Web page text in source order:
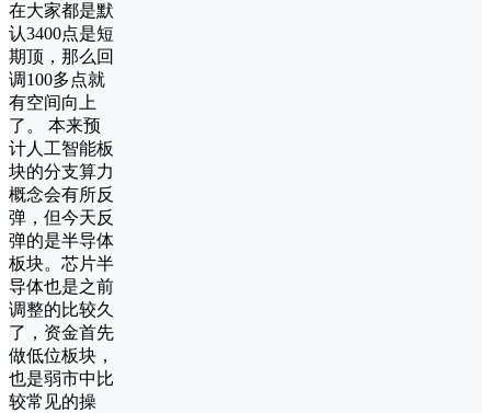
在大家都是默
认3400点是短
期顶，那么回
调100多点就
有空间向上
了。 本来预
计人工智能板
块的分支算力
概念会有所反
弹，但今天反
弹的是半导体
板块。芯片半
导体也是之前
调整的比较久
了，资金首先
做低位板块，
也是弱市中比
较常见的操